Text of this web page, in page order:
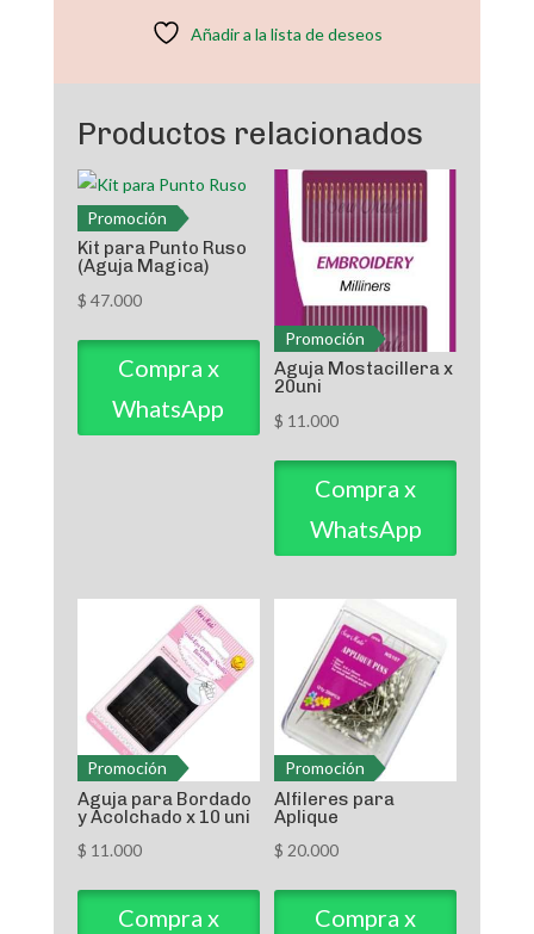
Añadir a la lista de deseos
Productos relacionados
Promoción
Kit para Punto Ruso
(Aguja Magica)
$ 47.000
Compra x
WhatsApp
Promoción
Aguja Mostacillera x
20uni
$ 11.000
Compra x
WhatsApp
Promoción
Aguja para Bordado
y Acolchado x 10 uni
$ 11.000
Compra x
Promoción
Alfileres para
Aplique
$ 20.000
Compra x